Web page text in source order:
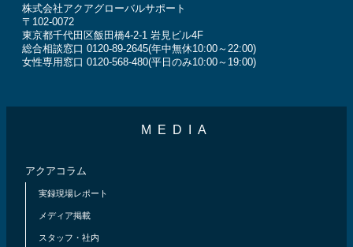
株式会社アクアグローバルサポート
〒102-0072
東京都千代田区飯田橋4-2-1 岩見ビル4F
総合相談窓口 0120-89-2645(年中無休10:00～22:00)
女性専用窓口 0120-568-480(平日のみ10:00～19:00)
MEDIA
アクアコラム
実録現場レポート
メディア掲載
スタッフ・社内